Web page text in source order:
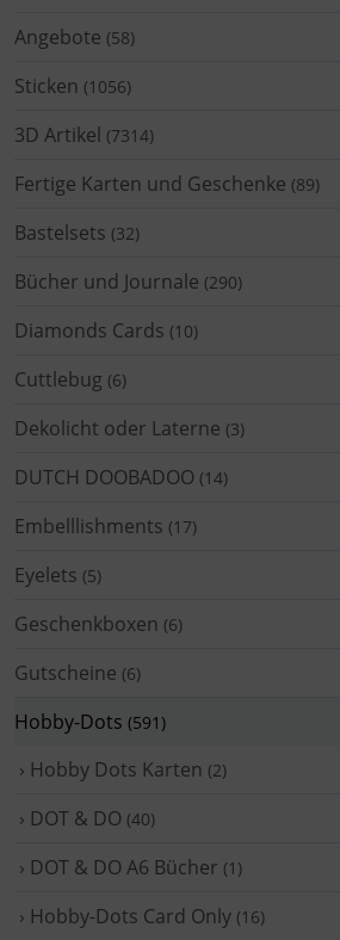
Angebote (58)
Sticken (1056)
3D Artikel (7314)
Fertige Karten und Geschenke (89)
Bastelsets (32)
Bücher und Journale (290)
Diamonds Cards (10)
Cuttlebug (6)
Dekolicht oder Laterne (3)
DUTCH DOOBADOO (14)
Embelllishments (17)
Eyelets (5)
Geschenkboxen (6)
Gutscheine (6)
Hobby-Dots (591)
› Hobby Dots Karten (2)
› DOT & DO (40)
› DOT & DO A6 Bücher (1)
› Hobby-Dots Card Only (16)